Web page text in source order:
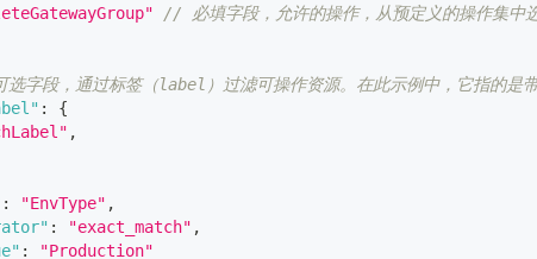
// 必填字段，允许的操作，从预定义的操作集中
字段，通过标签（label）过滤可操作资源。在此示例中，它指的
:
{
,
: "EnvType" ,
: "exact_match" ,
: "Production"